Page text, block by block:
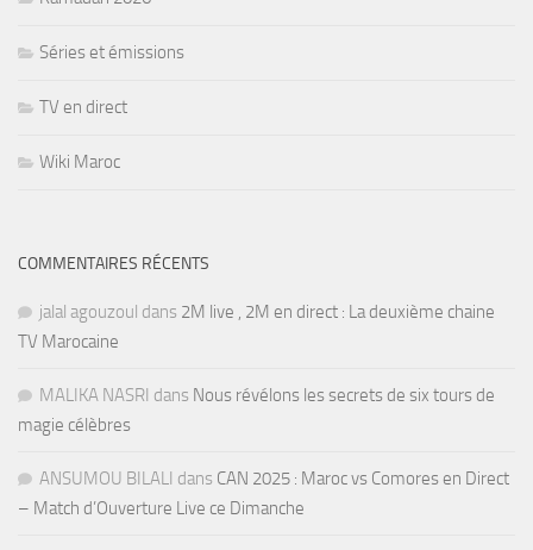
Séries et émissions
TV en direct
Wiki Maroc
COMMENTAIRES RÉCENTS
jalal agouzoul dans 2M live , 2M en direct : La deuxième chaine
TV Marocaine
MALIKA NASRI dans Nous révélons les secrets de six tours de
magie célèbres
ANSUMOU BILALI dans CAN 2025 : Maroc vs Comores en Direct
– Match d’Ouverture Live ce Dimanche